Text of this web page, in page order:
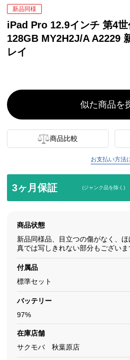
新品同様
iPad Pro 12.9インチ 第4
128GB MY2H2J/A A2229
レイ
似た商品を
商品比較
お支払い方法
3ヶ月保証 (ジャンク品を除く)
商品状態
新品同様品、目立つの傷がなく、
真では写しきれない部分もございま
付属品
標準セット
バッテリー
97%
在庫店舗
サクモバ 秋葉原店